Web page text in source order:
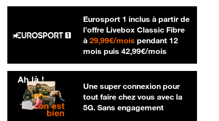
Eurosport 1 inclus à partir de
l’offre Livebox Classic Fibre
à 29,99€/mois29,99 € par mois
pendant 12
mois puis 42,99€/mois42,99 € par
Une super connexion pour
tout faire chez vous avec la
5G. Sans engagement